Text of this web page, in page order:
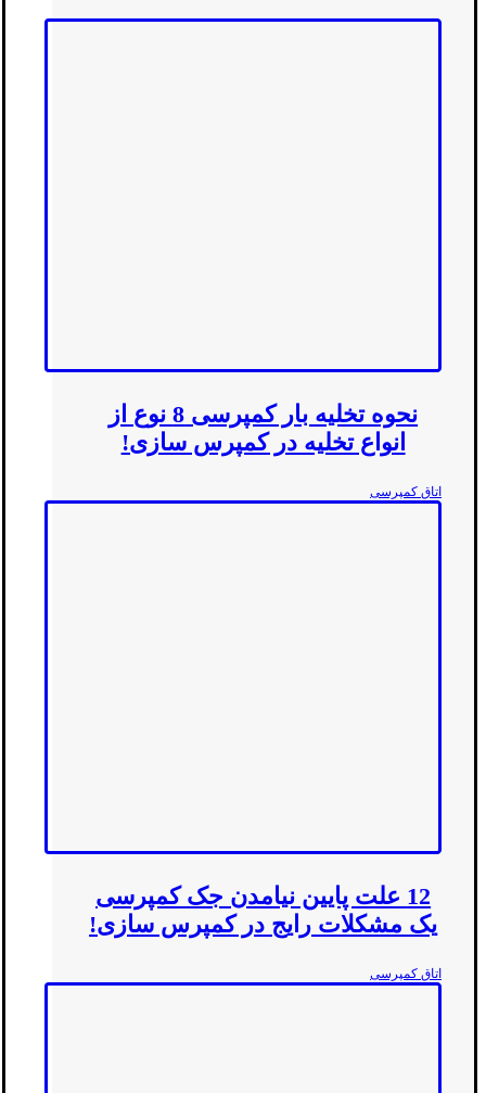
نحوه تخلیه بار کمپرسی 8 نوع از
انواع تخلیه در کمپرس سازی!
اتاق کمپرسی
12 علت پایین نیامدن جک کمپرسی
یک مشکلات رایج در کمپرس سازی!
اتاق کمپرسی